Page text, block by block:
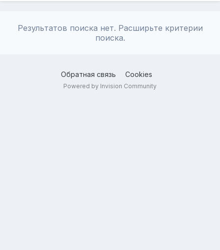
Результатов поиска нет. Расширьте критерии
поиска.
Обратная связь Cookies
Powered by Invision Community